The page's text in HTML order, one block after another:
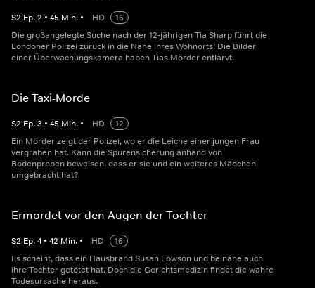
S2 Ep.2 • 45 Min. • HD
16
Die großangelegte Suche nach der 12-jährigen Tia Sharp führt die
Londoner Polizei zurück in die Nähe ihres Wohnorts: Die Bilder
einer Überwachungskamera haben Tias Mörder entlarvt.
Die Taxi-Morde
S2 Ep.3 • 45 Min. • HD
12
Ein Mörder zeigt der Polizei, wo er die Leiche einer jungen Frau
vergraben hat. Kann die Spurensicherung anhand von
Bodenproben beweisen, dass er sie und ein weiteres Mädchen
umgebracht hat?
Ermordet vor den Augen der Tochter
S2 Ep.4 • 42 Min. • HD
16
Es scheint, dass ein Hausbrand Susan Lowson und beinahe auch
ihre Tochter getötet hat. Doch die Gerichtsmedizin findet die wahre
Todesursache heraus.